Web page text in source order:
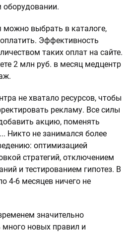
оборудовании.
выбрать в каталоге,
Эффективность
таких оплат на сайте.
2 млн руб. в месяц медцентр
не хватало ресурсов, чтобы
рекламу. Все силы
акцию, поменять
Никто не занимался более
оптимизацией
стратегий, отключением
и тестированием гипотез. В
4-6 месяцев ничего не
значительно
много новых правил и